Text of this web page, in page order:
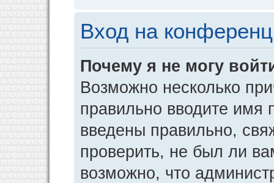
Вход на
Почему я не могу
Возможно несколько
правильно вводите имя
введены правильно,
проверить, не был ли
возможно, что